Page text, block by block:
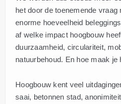
het door de toenemende
enorme hoeveelheid
af welke impact hoogbouw
duurzaamheid, circulariteit,
natuurbehoud. En hoe maak
Hoogbouw kent veel
saai, betonnen stad,